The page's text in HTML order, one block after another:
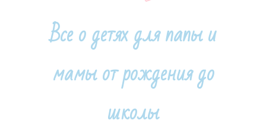
Все о детях для папы и
мамы от рождения до
школы